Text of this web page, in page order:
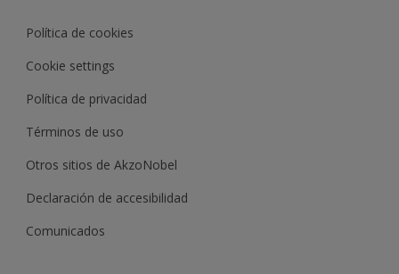
Política de cookies
Cookie settings
Política de privacidad
Términos de uso
Otros sitios de AkzoNobel
Declaración de accesibilidad
Comunicados